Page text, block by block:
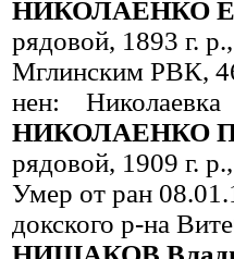
НИКОЛАЕНКО
рядовой, 1893 г.
Мглинским РВК,
нен: Николаевка
НИКОЛАЕНКО
рядовой, 1909 г.
Умер от ран
докского р-на